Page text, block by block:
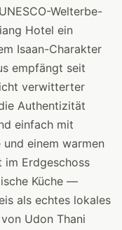
Welterbe-
Hotel ein
Isaan-Charakter
empfängt seit
verwitterter
Authentizität
einfach mit
einem warmen
im Erdgeschoss
Küche —
als echtes lokales
Udon Thani